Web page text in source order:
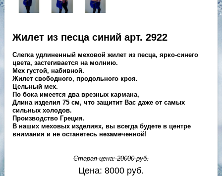
Жилет из песца синий арт. 2922
Слегка удлиненный меховой жилет из песца, ярко-синего
цвета, застегивается на молнию.
Мех густой, набивной.
Жилет свободного, продольного кроя.
Цельный мех.
По бока имеется два врезных кармана,
Длина изделия 75 см, что защитит Вас даже от самых
сильных холодов.
Производство Греция.
В наших меховых изделиях, вы всегда будете в центре
внимания и не останетесь незамеченной!
Старая цена:20000руб.
Цена: 8000 руб.